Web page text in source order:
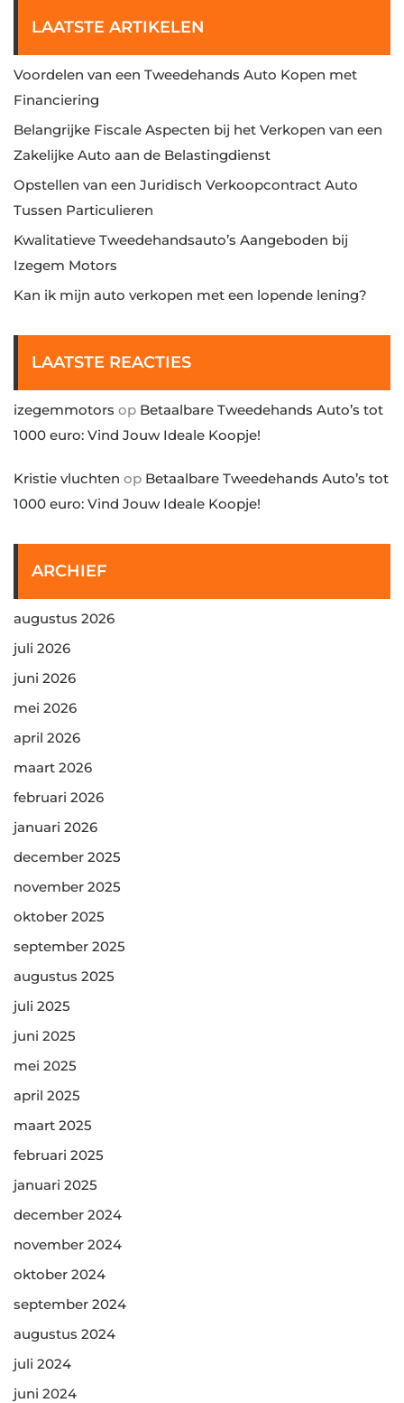
LAATSTE ARTIKELEN
Voordelen van een Tweedehands Auto Kopen met
Financiering
Belangrijke Fiscale Aspecten bij het Verkopen van een
Zakelijke Auto aan de Belastingdienst
Opstellen van een Juridisch Verkoopcontract Auto
Tussen Particulieren
Kwalitatieve Tweedehandsauto’s Aangeboden bij
Izegem Motors
Kan ik mijn auto verkopen met een lopende lening?
LAATSTE REACTIES
izegemmotors op Betaalbare Tweedehands Auto’s tot
1000 euro: Vind Jouw Ideale Koopje!
Kristie vluchten op Betaalbare Tweedehands Auto’s tot
1000 euro: Vind Jouw Ideale Koopje!
ARCHIEF
augustus 2026
juli 2026
juni 2026
mei 2026
april 2026
maart 2026
februari 2026
januari 2026
december 2025
november 2025
oktober 2025
september 2025
augustus 2025
juli 2025
juni 2025
mei 2025
april 2025
maart 2025
februari 2025
januari 2025
december 2024
november 2024
oktober 2024
september 2024
augustus 2024
juli 2024
juni 2024